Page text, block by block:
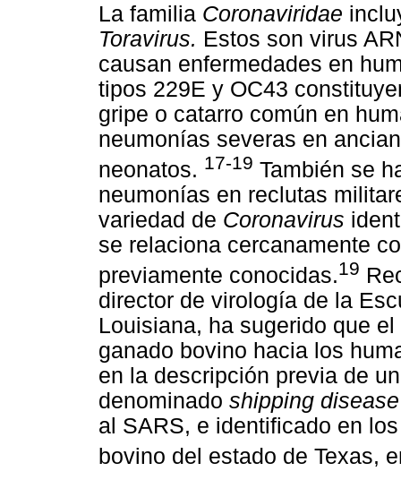
La familia Coronaviridae
Toravirus. Estos son virus
causan enfermedades en
tipos 229E y OC43
gripe o catarro común en
neumonías severas en
neonatos. 17-19 También se
neumonías en reclutas
variedad de Coronavirus
se relaciona cercanamente
previamente conocidas.19
director de virología de la
Louisiana, ha sugerido que
ganado bovino hacia los
en la descripción previa de
denominado shipping disease
al SARS, e identificado en
bovino del estado de Texas,